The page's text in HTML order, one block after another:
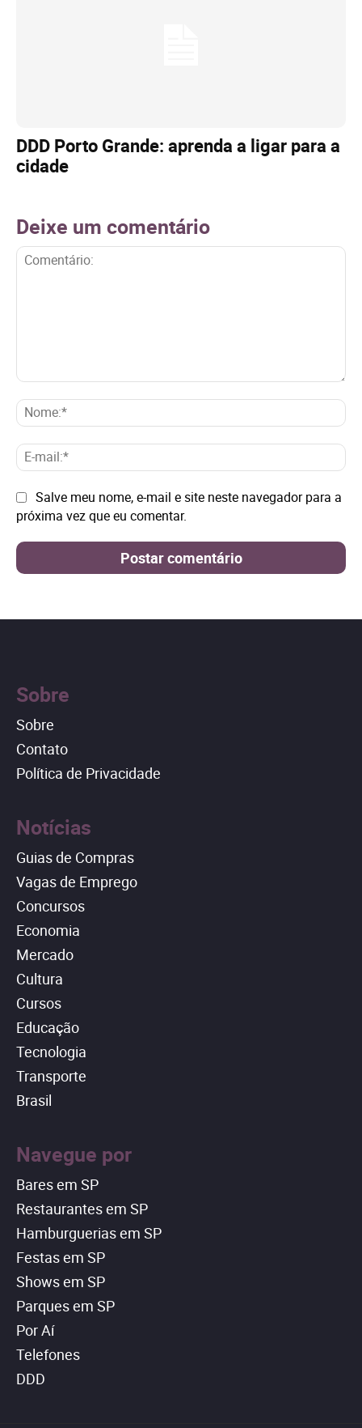
DDD Porto Grande: aprenda a ligar para a
cidade
Deixe um comentário
E-
Site: Salve meu nome, e-mail e site neste navegador para a
próxima vez que eu comentar.
Sobre
Sobre
Contato
Política de Privacidade
Notícias
Guias de Compras
Vagas de Emprego
Concursos
Economia
Mercado
Cultura
Cursos
Educação
Tecnologia
Transporte
Brasil
Navegue por
Bares em SP
Restaurantes em SP
Hamburguerias em SP
Festas em SP
Shows em SP
Parques em SP
Por Aí
Telefones
DDD